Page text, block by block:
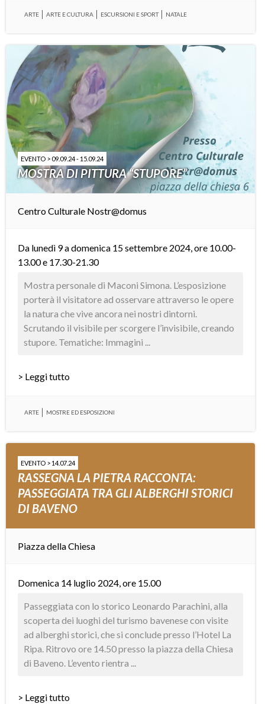
ARTE ARTE E CULTURA ESCURSIONI E SPORT NATALE
EVENTO > 09.09.24 - 15.09.24
MOSTRA DI PITTURA “STUPORE”
Centro Culturale Nostr@domus
Da lunedì 9 a domenica 15 settembre 2024, ore 10.00-
13.00 e 17.30-21.30
Mostra personale di Maconi Simona. L’esposizione
porterà il visitatore ad osservare attraverso le opere
la natura che vive ancora nei nostri dintorni.
Scrutando il visibile per scorgere l’invisibile, creando
stupore. Tematiche: Immagini ...
> Leggi tutto
ARTE MOSTRE ED ESPOSIZIONI
EVENTO > 14.07.24
RASSEGNA LA PIETRA RACCONTA:
PASSEGGIATA TRA GLI ALBERGHI STORICI
DI BAVENO
Piazza della Chiesa
Domenica 14 luglio 2024, ore 15.00
Passeggiata con lo storico Leonardo Parachini, alla
scoperta dei luoghi del turismo bavenese con visite
ad alberghi storici, che si conclude presso l’Hotel La
Ripa. Ritrovo ore 14.50 presso la piazza della Chiesa
di Baveno. L’evento rientra ...
> Leggi tutto